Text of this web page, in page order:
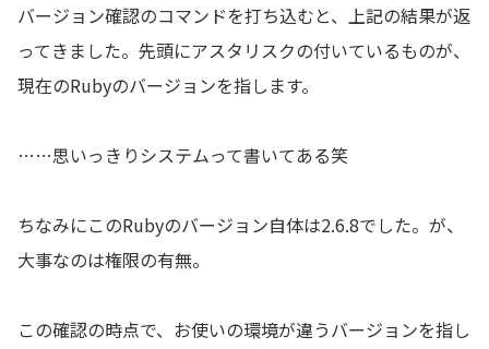
バージョン確認のコマンドを打ち込むと、上記の結果が返
ってきました。先頭にアスタリスクの付いているものが、
現在のRubyのバージョンを指します。
……思いっきりシステムって書いてある笑
ちなみにこのRubyのバージョン自体は2.6.8でした。が、
大事なのは権限の有無。
この確認の時点で、お使いの環境が違うバージョンを指し